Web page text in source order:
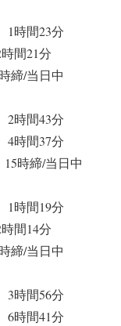
1時間23分
間21分
締/当日中
2時間43分
時間37分
15時締/当日中
1時間19分
間14分
締/当日中
3時間56分
時間41分